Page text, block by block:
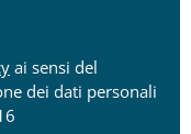
ai sensi del
dei dati personali